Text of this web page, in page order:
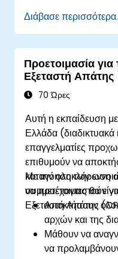
ασφάλειας.
Να κατανοούν
λειτουργίες
Να
συμβάντων και
καταστροφές.
Διάβασε
Προετοιμασία
Εξεταστή Απάτης
70 Ώρες
Αυτή η εκπαίδευση
Ελλάδα
επαγγελματίες
επιθυμούν να
κατανόηση των
να προετοιμαστούν
Εξεταστή Απάτης
Με την ολοκλήρωση
συμμετέχοντες θα
Αποκτήσουν
αρχών και της
Μάθουν να
να